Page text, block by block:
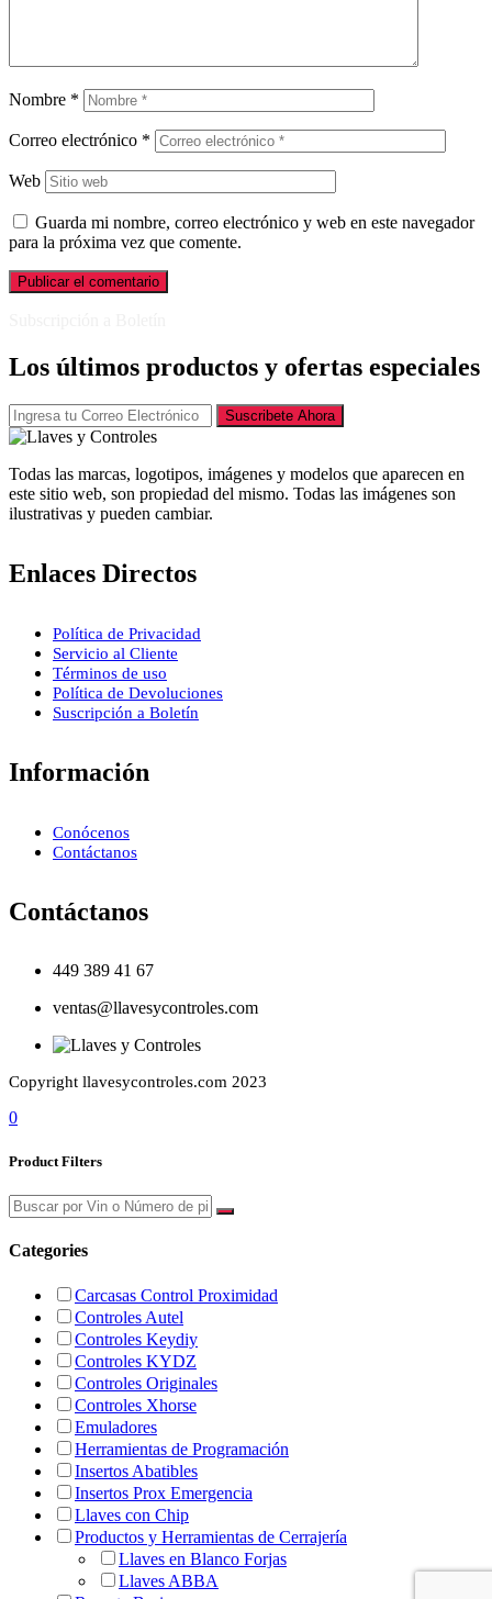
Nombre *
Correo electrónico *
Web
Guarda mi nombre, correo electrónico y web en este navegador
para la próxima vez que comente.
Los últimos productos y ofertas especiales
Suscribete Ahora
Todas las marcas, logotipos, imágenes y modelos que aparecen en
este sitio web, son propiedad del mismo. Todas las imágenes son
ilustrativas y pueden cambiar.
Enlaces Directos
Política de Privacidad
Servicio al Cliente
Términos de uso
Política de Devoluciones
Suscripción a Boletín
Información
Conócenos
Contáctanos
Contáctanos
449 389 41 67
ventas@llavesycontroles.com
Copyright llavesycontroles.com 2023
0
Product Filters
Categories
Carcasas Control Proximidad
Controles Autel
Controles Keydiy
Controles KYDZ
Controles Originales
Controles Xhorse
Emuladores
Herramientas de Programación
Insertos Abatibles
Insertos Prox Emergencia
Llaves con Chip
Productos y Herramientas de Cerrajería
Llaves en Blanco Forjas
Llaves ABBA